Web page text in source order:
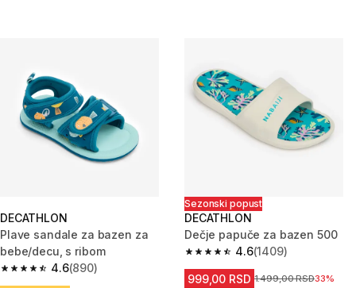
DECATHLON
Plave sandale za bazen za
bebe/decu, s ribom
4.6
4.6 od 5 zvezdica from 890 Recenzije
(890)
Sezonski popust
DECATHLON
Dečje papuče za bazen 500
4.6
4.6 od 5 zvezdica from 1409
(1409)
999,00 RSD Cena pre sniženja
1.499,00 RSD33%